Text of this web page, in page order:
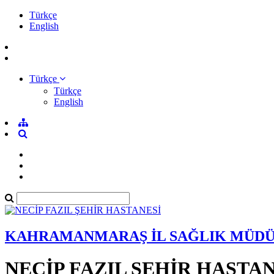
Türkçe
English
Türkçe
Türkçe
English
KAHRAMANMARAŞ İL SAĞLIK
NECİP FAZIL ŞEHİR